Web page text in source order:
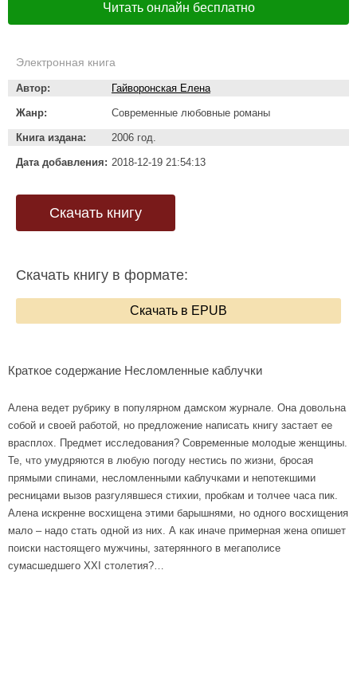
Читать онлайн бесплатно
Электронная книга
Автор: Гайворонская Елена
Жанр: Современные любовные романы
Книга издана: 2006 год.
Дата добавления: 2018-12-19 21:54:13
Скачать книгу
Скачать книгу в формате:
Скачать в EPUB
Краткое содержание Несломленные каблучки
Алена ведет рубрику в популярном дамском журнале. Она довольна
собой и своей работой, но предложение написать книгу застает ее
врасплох. Предмет исследования? Современные молодые женщины.
Те, что умудряются в любую погоду нестись по жизни, бросая
прямыми спинами, несломленными каблучками и непотекшими
ресницами вызов разгулявшеся стихии, пробкам и толчее часа пик.
Алена искренне восхищена этими барышнями, но одного восхищения
мало – надо стать одной из них. А как иначе примерная жена опишет
поиски настоящего мужчины, затерянного в мегаполисе
сумасшедшего XXI столетия?…